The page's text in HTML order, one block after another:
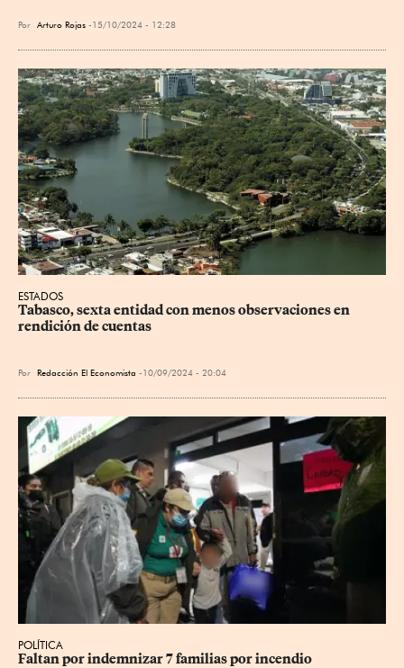
Por Arturo Rojas 15/10/2024 - 12:28
ESTADOS
Tabasco, sexta entidad con menos observaciones en
rendición de cuentas
Por Redacción El Economista 10/09/2024 - 20:04
POLÍTICA
Faltan por indemnizar 7 familias por incendio